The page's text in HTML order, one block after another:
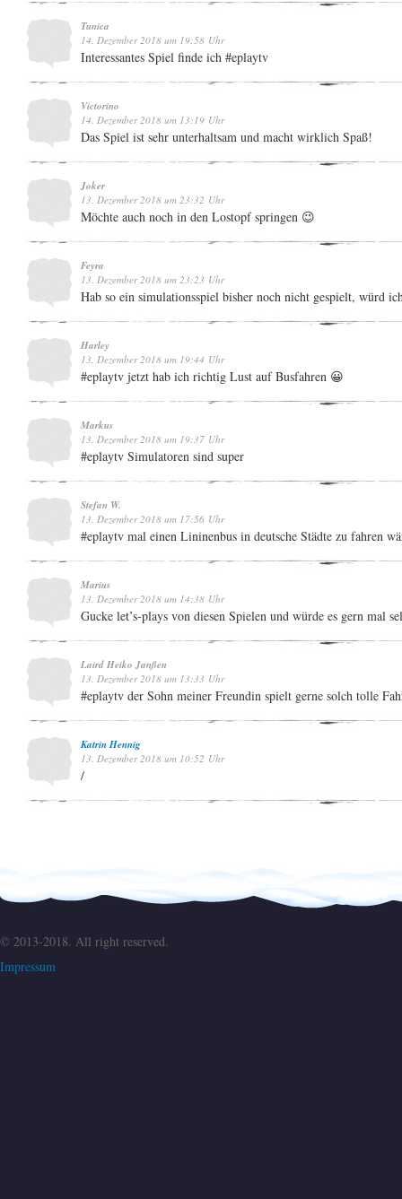
Tunica
14. Dezember 2018 um 19:58 Uhr
Interessantes Spiel finde ich #eplaytv
Victorino
14. Dezember 2018 um 13:19 Uhr
Das Spiel ist sehr unterhaltsam und macht wirklich Spaß!
Joker
13. Dezember 2018 um 23:32 Uhr
Möchte auch noch in den Lostopf springen 😉
Feyra
13. Dezember 2018 um 23:23 Uhr
Hab so ein simulationsspiel bisher noch nicht gespielt, würd
Harley
13. Dezember 2018 um 19:44 Uhr
#eplaytv jetzt hab ich richtig Lust auf Busfahren 😀
Markus
13. Dezember 2018 um 19:37 Uhr
#eplaytv Simulatoren sind super
Stefan W.
13. Dezember 2018 um 17:56 Uhr
#eplaytv mal einen Lininenbus in deutsche Städte zu fahren
Marius
13. Dezember 2018 um 14:38 Uhr
Gucke let’s-plays von diesen Spielen und würde es gern mal
Laird Heiko Janßen
13. Dezember 2018 um 13:33 Uhr
#eplaytv der Sohn meiner Freundin spielt gerne solch tolle
Katrin Hennig
13. Dezember 2018 um 10:52 Uhr
/
© 2013-2018. All right reserved.
Impressum